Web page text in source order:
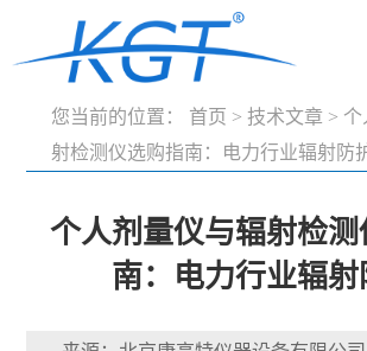
您当前的位置： 首页 > 技术文章 > 个
射检测仪选购指南：电力行业辐射防
个人剂量仪与辐射检
南：电力行业辐射